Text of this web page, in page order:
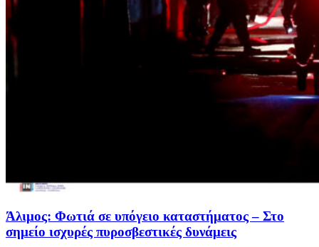
Άλιμος: Φωτιά σε υπόγειο καταστήματος – Στο
σημείο ισχυρές πυροσβεστικές δυνάμεις